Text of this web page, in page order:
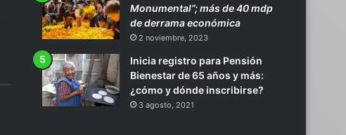
Monumental”; más de 40 mdp
de derrama económica
2 noviembre, 2023
Inicia registro para Pensión
Bienestar de 65 años y más:
¿cómo y dónde inscribirse?
3 agosto, 2021